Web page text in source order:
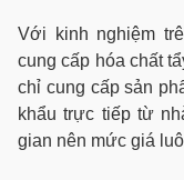
Với kinh nghiệm
cung cấp hóa chất
chỉ cung cấp sản
khẩu trực tiếp từ
gian nên mức giá